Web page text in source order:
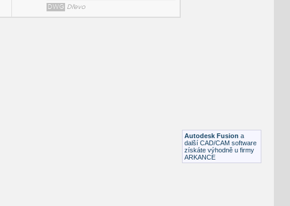
Dřevo
Autodesk Fusion a
další CAD/CAM software
získáte výhodně u firmy
ARKANCE